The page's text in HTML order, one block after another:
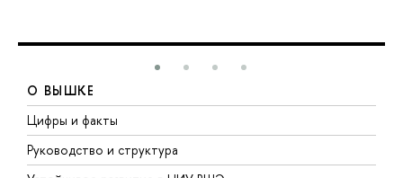
О ВЫШКЕ
Цифры и факты
Руководство и структура